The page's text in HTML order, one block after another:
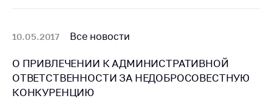
символы
5 лет МАРТ
Деятельность
10.05.2017 Все новости
О ПРИВЛЕЧЕНИИ К АДМИНИСТРАТИВНОЙ
ОТВЕТСТВЕННОСТИ ЗА НЕДОБРОСОВЕСТНУЮ
КОНКУРЕНЦИЮ